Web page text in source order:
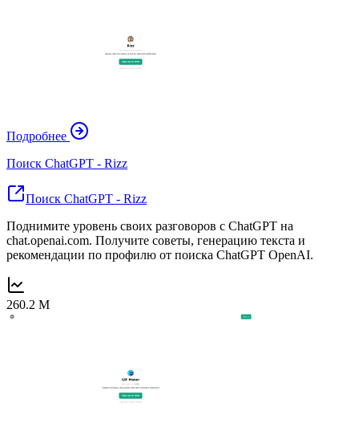
Подробнее
Поиск ChatGPT - Rizz
Поиск ChatGPT - Rizz
Поднимите уровень своих разговоров с ChatGPT на
chat.openai.com. Получите советы, генерацию текста и
рекомендации по профилю от поиска ChatGPT OpenAI.
260.2 M